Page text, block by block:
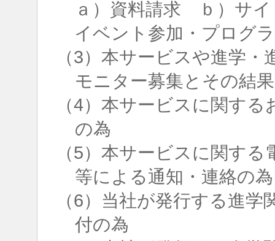
ａ）資料請求 ｂ）サ
イベント参加・プログ
（3）本サービスや進学
モニター募集とその結
（4）本サービスに関す
の為
（5）本サービスに関す
等による通知・連絡の為
（6）当社が発行する進
付の為